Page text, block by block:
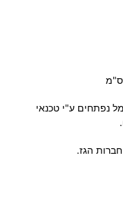
נפתחים ע"י טכנאי
הגז.